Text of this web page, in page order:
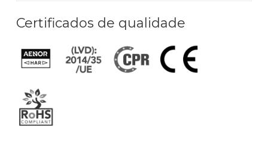
Certificados de qualidade